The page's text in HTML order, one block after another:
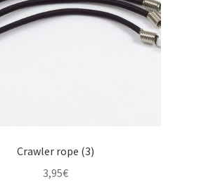
Crawler rope (3)
3,95€